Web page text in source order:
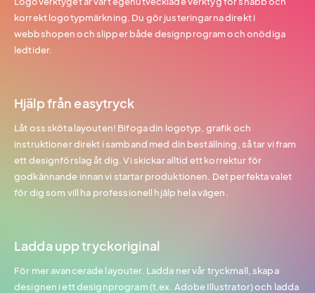
korrekt logotypmärkning. Du gör justeringarna direkt i
webbshopen och slipper både designprogram och onödiga
ledtider.
Hjälp från easytryck
Låt oss sköta layouten! Bifoga din logotyp, grafik och
instruktioner direkt i samband med din beställning, så tar vi fram
ett designförslag åt dig. Vi skickar alltid ett korrektur för
godkännande innan vi startar produktionen. Det perfekta valet
för dig som vill ha professionell hjälp hela vägen.
Ladda upp tryckoriginal
För mer avancerade layouter. Ladda ner vår tryckmall, skapa
designen i ett designprogram (t.ex. Adobe Illustrator) och ladda